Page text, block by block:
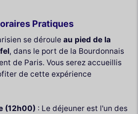
Pratiques
se déroule au pied de la
, dans le port de la Bourdonnais
de Paris. Vous serez accueillis
de cette expérience
(12h00) : Le déjeuner est l'un des